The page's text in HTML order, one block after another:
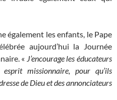
également les enfants, le Pape
aujourd’hui la Journée
« J’encourage les éducateurs
missionnaire, pour qu’ils
de Dieu et des annonciateurs